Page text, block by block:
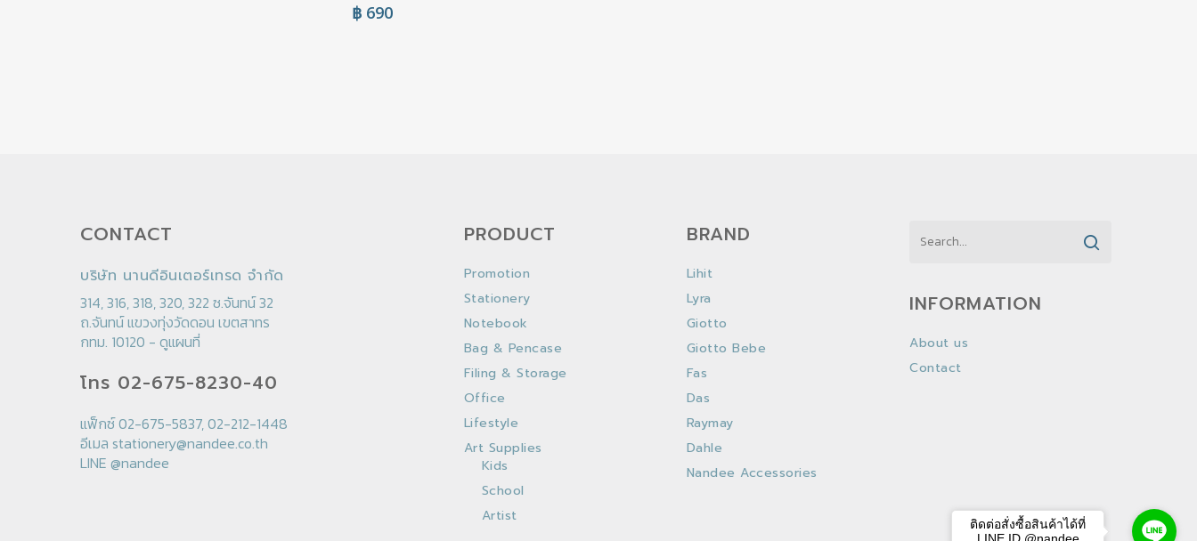
฿ 690
CONTACT
บริษัท นานดีอินเตอร์เทรด จำกัด
314, 316, 318, 320, 322 ซ.จันทน์ 32
ถ.จันทน์ แขวงทุ่งวัดดอน เขตสาทร
กทม. 10120 - ดูแผนที่
โทร 02-675-8230-40
แฟ็กซ์ 02-675-5837, 02-212-1448
อีเมล stationery@nandee.co.th
LINE @nandee
PRODUCT
Promotion
Stationery
Notebook
Bag & Pencase
Filing & Storage
Office
Lifestyle
Art Supplies
Kids
School
Artist
BRAND
Lihit
Lyra
Giotto
Giotto Bebe
Fas
Das
Raymay
Dahle
Nandee Accessories
INFORMATION
About us
Contact
ติดต่อสั่งซื้อสินค้าได้ที่